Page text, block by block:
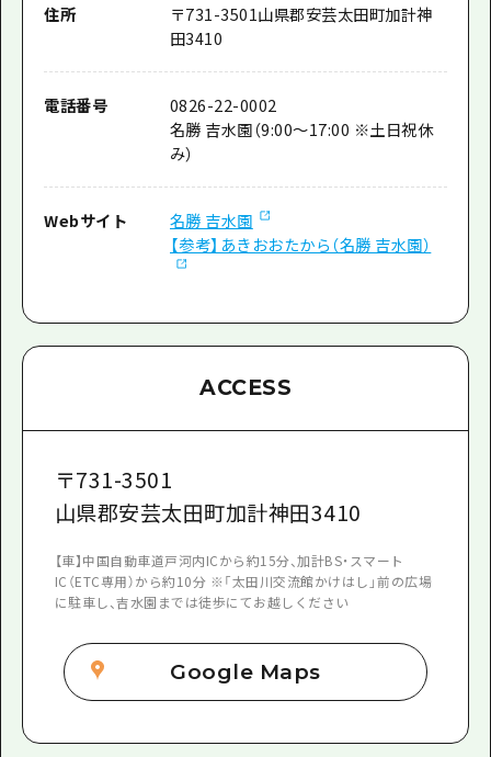
住所 〒731-3501山県郡安芸太田町加計神
田3410
電話番号
0826-22-0002
名勝 吉水園（9:00～17:00 ※土日祝休
み）
Webサイト
名勝 吉水園
【参考】あきおおたから（名勝 吉水園）
ACCESS
〒731-3501
山県郡安芸太田町加計神田3410
【車】中国自動車道戸河内ICから約15分、加計BS・スマート
IC（ETC専用）から約10分 ※「太田川交流館かけはし」前の広場
に駐車し、吉水園までは徒歩にてお越しください
Google Maps